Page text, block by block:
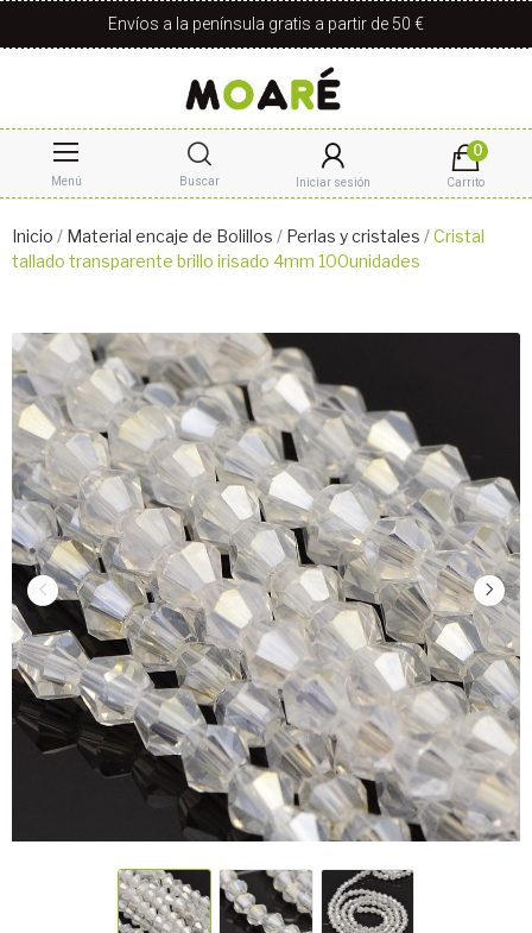
Envíos a la península gratis a partir de 50 €
Menú Buscar Iniciar sesión
0
Carrito
Inicio Material encaje de Bolillos Perlas y cristales
Cristal
tallado transparente brillo irisado 4mm 100unidades